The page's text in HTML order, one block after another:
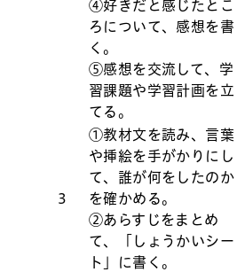
④好きだと感じたとこ
ろについて、感想を書
く。
⑤感想を交流して、学
習課題や学習計画を立
てる。
3
①教材文を読み、言葉
や挿絵を手がかりにし
て、誰が何をしたのか
を確かめる。
②あらすじをまとめ
て、「しょうかいシー
ト」に書く。